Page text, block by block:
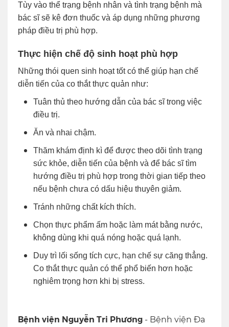
Tùy vào thể trạng bệnh nhân và tình trạng bệnh mà
bác sĩ sẽ kê đơn thuốc và áp dụng những phương
pháp điều trị phù hợp.
Thực hiện chế độ sinh hoạt phù hợp
Những thói quen sinh hoạt tốt có thể giúp hạn chế
diễn tiến của co thắt thực quản như:
Tuân thủ theo hướng dẫn của bác sĩ trong việc
điều trị.
Ăn và nhai chậm.
Thăm khám định kì để được theo dõi tình trạng
sức khỏe, diễn tiến của bệnh và để bác sĩ tìm
hướng điều trị phù hợp trong thời gian tiếp theo
nếu bệnh chưa có dấu hiệu thuyên giảm.
Tránh những chất kích thích.
Chọn thực phẩm ấm hoặc làm mát bằng nước,
không dùng khi quá nóng hoặc quá lạnh.
Duy trì lối sống tích cực, hạn chế sự căng thẳng.
Co thắt thực quản có thể phổ biến hơn hoặc
nghiêm trọng hơn khi bị stress.
Bệnh viện Nguyễn Tri Phương - Bệnh viện Đa